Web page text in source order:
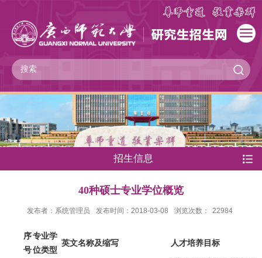
招生信息
40种硕士专业学位概览
发布者：系统管理员 发布时间：2018-03-08 浏览次数： 22984
序
号
专业学
位类型
英文名称及缩写 人才培养目标